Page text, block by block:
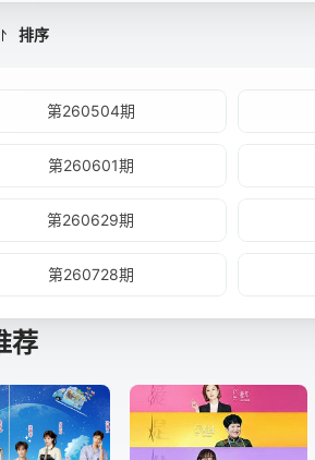
排序
第260504期
第260601期
第260629期
第260728期
荐